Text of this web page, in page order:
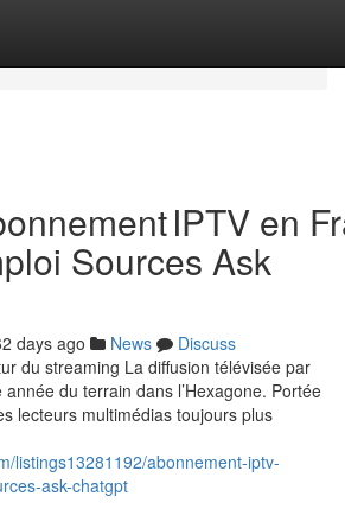
IPTV en
Sources Ask
days ago News
Discuss
du streaming La diffusion télévisée par
du terrain dans l’Hexagone. Portée
lecteurs multimédias toujours plus
listings13281192/abonnement-iptv-
ask-chatgpt